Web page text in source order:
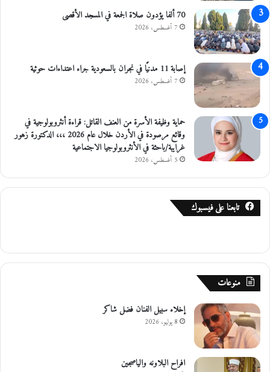
ف
ا
د
ة
م
ن
ل
خ
د
ت
ل
ج
ا
ل
وّ
ف
ة
ع
ى
غ
ز
ة
70 ألفا يؤدون صلاة الجمعة في المسجد الأقصى
7 أغسطس، 2026
إصابة 11 مدنيًا في نجران بالسعودية جراء اعتداءات حوثية
7 أغسطس، 2026
حماية وظيفة الأسرة من العنف القاتل: قراءة أنثروبولوجية في
وقائع مرصودة في الأردن خلال عام 2026 ،،، الدكتورة زهور
غرايبة/باحثة في الأنثروبولوجيا الاجتماعية
5 أغسطس، 2026
تابعنا على فيسبوك
منوعات
إخلاء سبيل الفنان فضل شاكر
8 يوليو، 2026
افراح البلاونه والياصجين